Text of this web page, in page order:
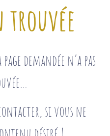
trouvée
demandée n’a pas
si vous ne